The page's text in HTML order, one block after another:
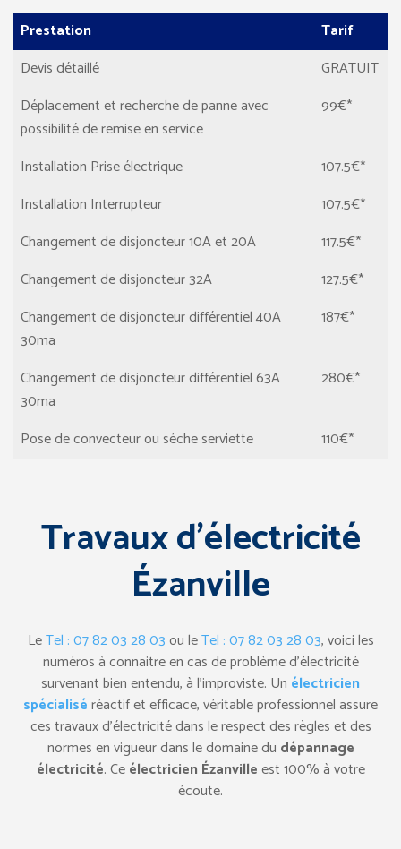
Prestation
Tarif
Devis détaillé
GRATUIT
Déplacement et recherche de panne avec
possibilité de remise en service
99€*
Installation Prise électrique
107.5€*
Installation Interrupteur
107.5€*
Changement de disjoncteur 10A et 20A
117.5€*
Changement de disjoncteur 32A
127.5€*
Changement de disjoncteur différentiel 40A
30ma
187€*
Changement de disjoncteur différentiel 63A
30ma
280€*
Pose de convecteur ou séche serviette 110€*
Travaux d’électricité
Ézanville
LeTel : 07 82 03 28 03ou leTel : 07 82 03 28 03, voici les
numéros à connaitre en cas de problème d’électricité
survenant bien entendu, à l’improviste. Un électricien
spécialiséréactif et efficace, véritable professionnel assure
ces travaux d’électricité dans le respect des règles et des
normes en vigueur dans le domaine du dépannage
électricité. Ceélectricien Ézanvilleest 100% à votre
écoute.